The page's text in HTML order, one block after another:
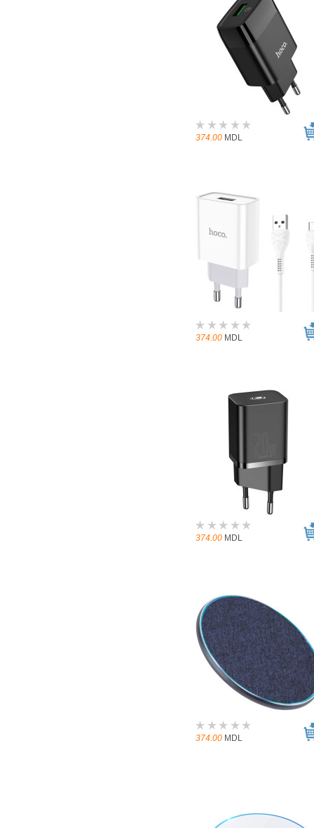
374.00 MDL
374.00 MDL
374.00 MDL
374.00 MDL